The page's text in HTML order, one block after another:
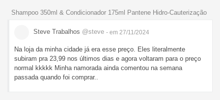
Shampoo 350ml & Condicionador 175ml Pantene Hidro-Cauterização
Steve Trabalhos @steve - em 27/11/2024
Na loja da minha cidade já era esse preço. Eles literalmente
subiram pra 23,99 nos últimos dias e agora voltaram para o preço
normal kkkkk Minha namorada ainda comentou na semana
passada quando foi comprar..